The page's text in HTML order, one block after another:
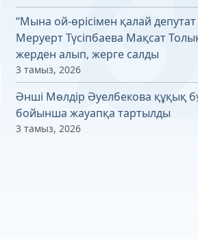
“Мына ой-өрісімен қалай депутат
Меруерт Түсіпбаева Мақсат
жерден алып, жерге салды
3 тамыз, 2026
Әнші Мөлдір Әуелбекова құқық
бойынша жауапқа тартылды
3 тамыз, 2026